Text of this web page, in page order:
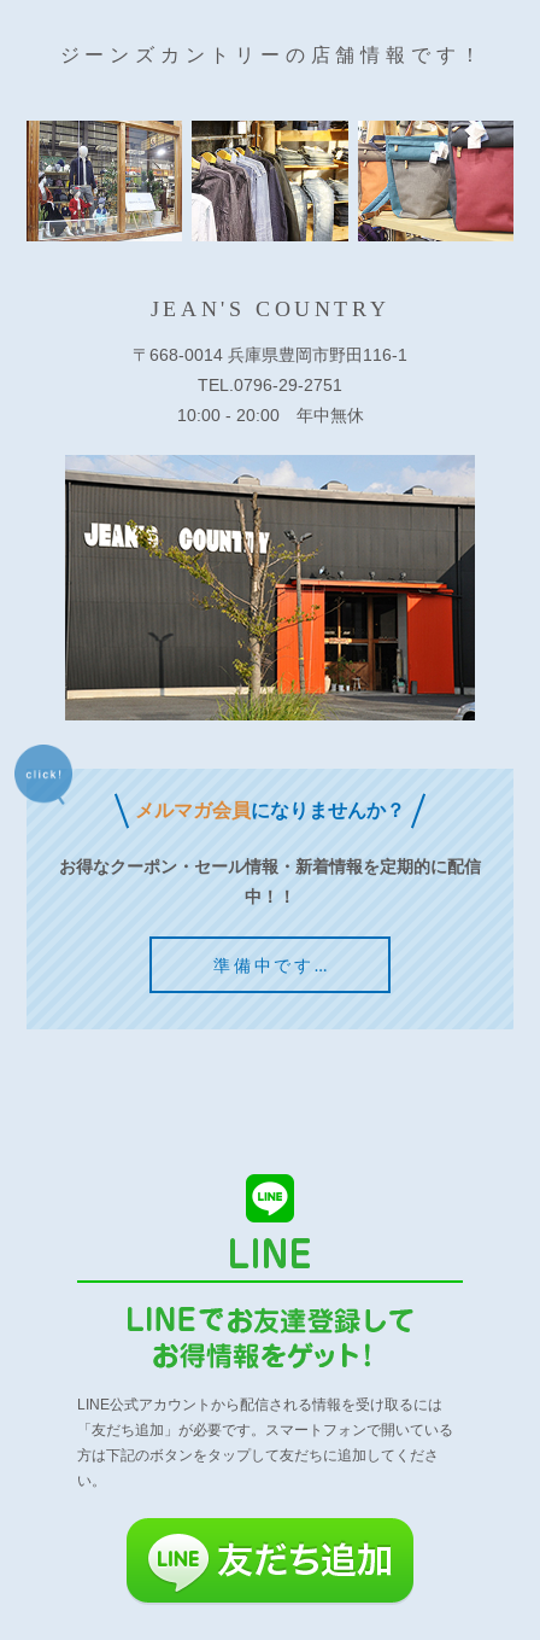
ジーンズカントリーの店舗情報です！
JEAN'S COUNTRY
〒668-0014 兵庫県豊岡市野田116-1
TEL.0796-29-2751
10:00 - 20:00 年中無休
メルマガ会員になりませんか？
お得なクーポン・セール情報・新着情報を定期的に配信
中！！
準備中です…
LINE公式アカウントから配信される情報を受け取るには
「友だち追加」が必要です。
スマートフォンで開いている
方は下記のボタンをタップして友だちに追加してくださ
い。